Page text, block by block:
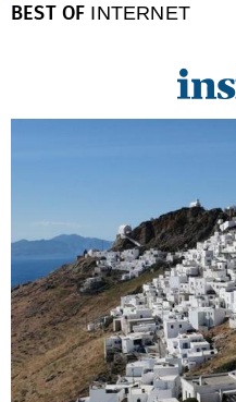
BEST OF INTERNET